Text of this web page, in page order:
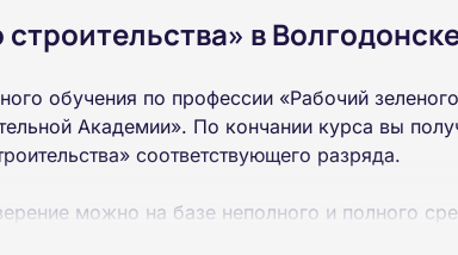
в
обучения по профессии «Рабочий зеленого
Академии». По кончании курса вы
соответствующего разряда.
можно на базе неполного и полного